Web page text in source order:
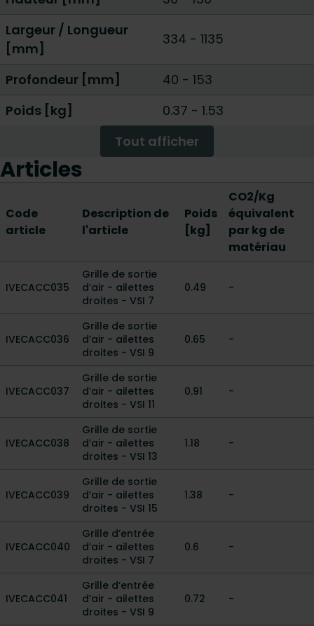
Largeur / Longueur
[mm]
334 - 1135
Profondeur [mm] 40 - 153
Poids [kg]
0.37 - 1.53
Tout afficher
Articles
Code
article
Description de
l'article
Poids
[kg]
CO2/Kg
équivalent
par kg de
matériau
IVECACC035
Grille de sortie
d’air - ailettes
droites - VSI 7
0.49 -
IVECACC036
Grille de sortie
d’air - ailettes
droites - VSI 9
0.65 -
IVECACC037
Grille de sortie
d’air - ailettes
droites - VSI 11
0.91 -
IVECACC038
Grille de sortie
d’air - ailettes
droites - VSI 13
1.18 -
IVECACC039
Grille de sortie
d’air - ailettes
droites - VSI 15
1.38 -
IVECACC040
Grille d’entrée
d’air - ailettes
droites - VSI 7
0.6 -
IVECACC041
Grille d’entrée
d’air - ailettes
droites - VSI 9
0.72 -